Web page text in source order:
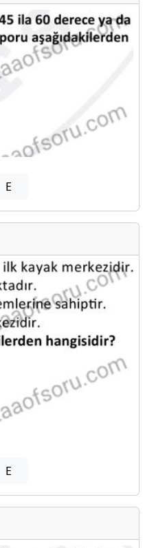
E
E